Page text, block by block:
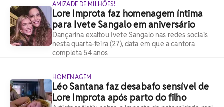
AMIZADE DE MILHÕES!
Lore Improta faz homenagem íntima
para Ivete Sangalo em aniversário
Dançarina exaltou Ivete Sangalo nas redes sociais
nesta quarta-feira (27), data em que a cantora
completa 54 anos
HOMENAGEM
Léo Santana faz desabafo sensível de
Lore Improta após parto do filho